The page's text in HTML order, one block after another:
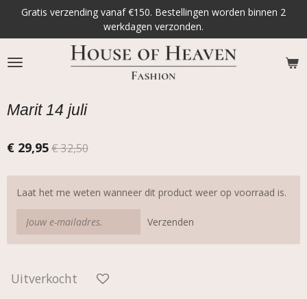
naar
de
hoofdinhoud
Gratis verzending vanaf €150. Bestellingen worden binnen 2
werkdagen verzonden.
Marit 14 juli
€ 29,95€ 32,50
Laat het me weten wanneer dit product weer op voorraad is.
Verzenden
Uitverkocht